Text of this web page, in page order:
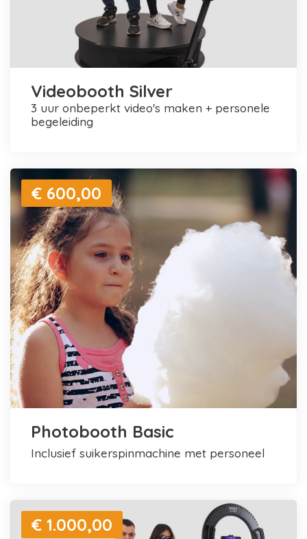
Videobooth Silver
3 uur onbeperkt video's maken + personele
begeleiding
€ 600,00
Photobooth Basic
inclusief suikerspinmachine met personeel
€ 1.000,00